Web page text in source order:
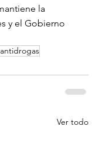
la
y el Gobierno
Ver todo